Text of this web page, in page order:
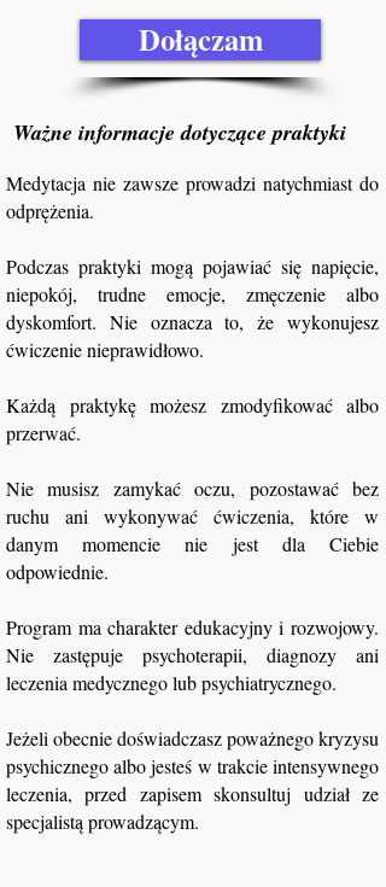
Dołączam
Ważne informacje dotyczące praktyki
Medytacja nie zawsze prowadzi natychmiast do
odprężenia.
Podczas praktyki mogą pojawiać się napięcie,
niepokój, trudne emocje, zmęczenie albo
dyskomfort. Nie oznacza to, że wykonujesz
ćwiczenie nieprawidłowo.
Każdą praktykę możesz zmodyfikować albo
przerwać.
Nie musisz zamykać oczu, pozostawać bez
ruchu ani wykonywać ćwiczenia, które w
danym momencie nie jest dla Ciebie
odpowiednie.
Program ma charakter edukacyjny i rozwojowy.
Nie zastępuje psychoterapii, diagnozy ani
leczenia medycznego lub psychiatrycznego.
Jeżeli obecnie doświadczasz poważnego kryzysu
psychicznego albo jesteś w trakcie intensywnego
leczenia, przed zapisem skonsultuj udział ze
specjalistą prowadzącym.